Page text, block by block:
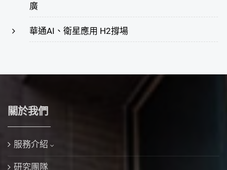
廣
華通AI、衛星應用 H2撐場
關於我們
服務介紹
研究團隊